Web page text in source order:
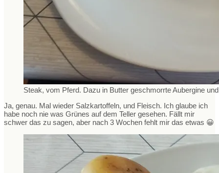
Steak, vom Pferd. Dazu in Butter geschmorrte Aubergine
Ja, genau. Mal wieder Salzkartoffeln, und Fleisch. Ich glaube ich
habe noch nie was Grünes auf dem Teller gesehen. Fällt mir
schwer das zu sagen, aber nach 3 Wochen fehlt mir das etwas 😀